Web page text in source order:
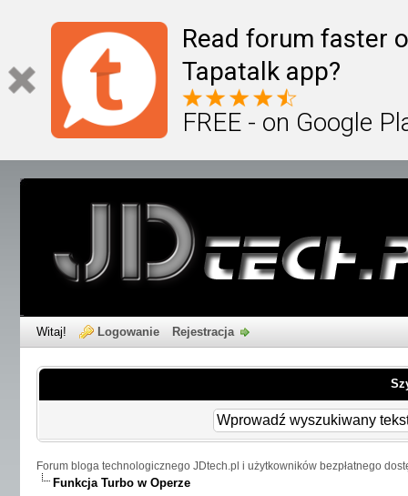
Read forum faster
Tapatalk app?
FREE - on Google
Witaj! Logowanie Rejestracja
Forum bloga technologicznego JDtech.pl i użytkowników bezpłatnego
Funkcja Turbo w Operze